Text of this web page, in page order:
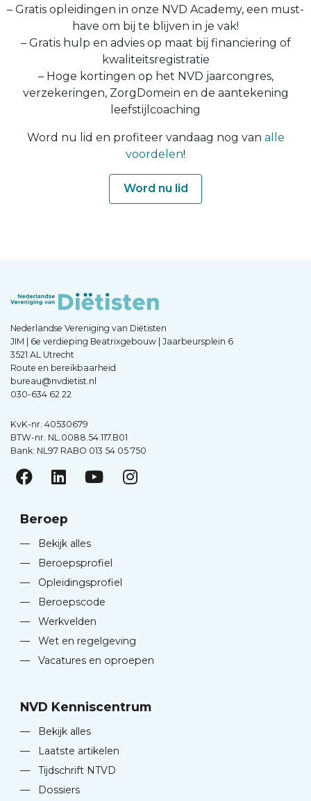
– Gratis opleidingen in onze NVD Academy, een must-
have om bij te blijven in je vak!
– Gratis hulp en advies op maat bij financiering of
kwaliteitsregistratie
– Hoge kortingen op het NVD jaarcongres,
verzekeringen, ZorgDomein en de aantekening
leefstijlcoaching
Word nu lid en profiteer vandaag nog van alle
voordelen!
Word nu lid
Nederlandse Vereniging van Diëtisten
JIM | 6e verdieping Beatrixgebouw | Jaarbeursplein 6
3521 AL Utrecht
Route en bereikbaarheid
bureau@nvdietist.nl
030-634 62 22
KvK-nr. 40530679
BTW-nr. NL.0088.54.117.B01
Bank: NL97 RABO 013 54 05 750
Beroep
—
Bekijk alles
—
Beroepsprofiel
—
Opleidingsprofiel
—
Beroepscode
—
Werkvelden
—
Wet en regelgeving
—
Vacatures en oproepen
NVD Kenniscentrum
—
Bekijk alles
—
Laatste artikelen
—
Tijdschrift NTVD
—
Dossiers